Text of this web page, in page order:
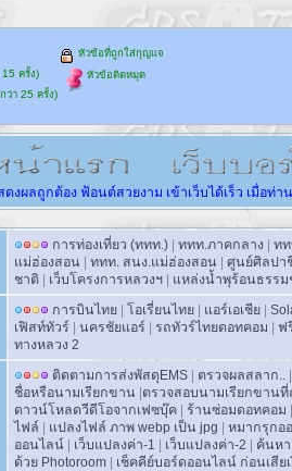
ครั้ง)
ว่า 25 ครั้ง)
หัวข้อที่ถูกใส่กุญแจ
หัวข้อติดหมุด
ดงผลถูกต้อง ฟ้อนต์สวยงาม เข้าเว็บได้เร็ว เมื่อท่า
การท่องเที่ยว (ททท.) | ททท.ภาคกลาง | ท
แม่ฮ่องสอน | ททท. สนง.แม่ฮ่องสอน | ศูนย์ศิลปา
ชาติ | เว็บโครงการหลวงฯ | แหล่งน้ำพุร้อนธรร
การบินไทย | โอเรี่ยนไทย | แอร์เอเชีย |
เฟิสท์ทัวร์ | นครชัยแอร์ | รถทัวร์ไทยดอทคอม | ฟ
ทางหลวง 2
ติดตามการส่งพัสดุEMS | ตรวจผลสลาก..
|
ชื่อหรือนามเรียกขาน |ตรวจสอบนามเรียกขานที่
ดาวน์โหลดวีดีโอจากเฟซบุ๊ค | ร้านซ่อมดอทคอม |
ไฟล์ | แปลงไฟล์ ภาพ webp เป็น jpg | หมากรุกอ
ออนไลน์ | เว็บแปลงค่า-1 | เว็บแปลงค่า-2 | ค้นห
ด้วย Photoroom | เช็คคีย์บอร์ดออนไลน์ ก่อนเสีย